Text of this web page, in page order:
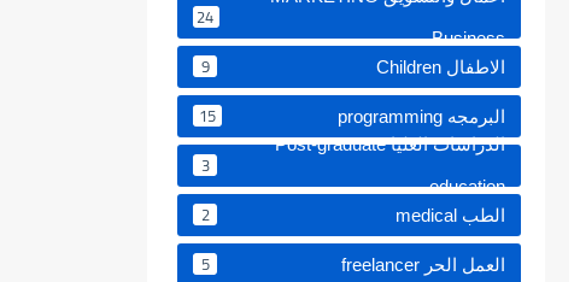
Business
24
الاطفال Children 9
البرمجه programming 15
الدراسات العليا Post-graduate
education ‏
3
الطب medical 2
العمل الحر freelancer 5